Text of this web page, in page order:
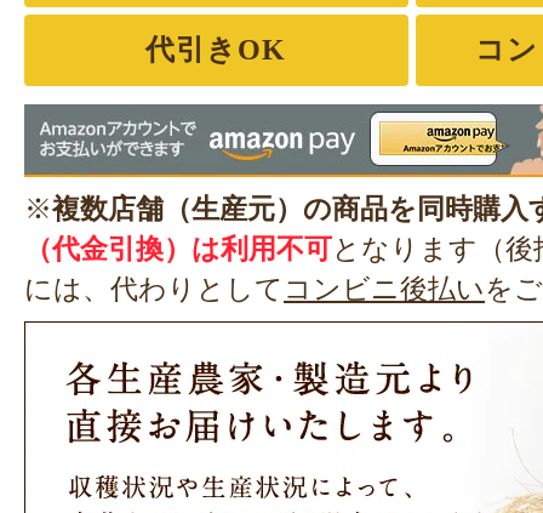
代引きOK コ
※複数店舗（生産元）の商品を同時購入
（代金引換）は利用不可となります（
には、代わりとして コンビニ後払いを